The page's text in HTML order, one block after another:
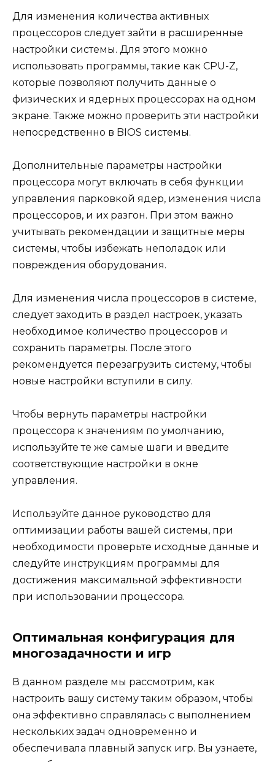
Для изменения количества активных
процессоров следует зайти в расширенные
настройки системы. Для этого можно
использовать программы, такие как CPU-Z,
которые позволяют получить данные о
физических и ядерных процессорах на одном
экране. Также можно проверить эти настройки
непосредственно в BIOS системы.
Дополнительные параметры настройки
процессора могут включать в себя функции
управления парковкой ядер, изменения числа
процессоров, и их разгон. При этом важно
учитывать рекомендации и защитные меры
системы, чтобы избежать неполадок или
повреждения оборудования.
Для изменения числа процессоров в системе,
следует заходить в раздел настроек, указать
необходимое количество процессоров и
сохранить параметры. После этого
рекомендуется перезагрузить систему, чтобы
новые настройки вступили в силу.
Чтобы вернуть параметры настройки
процессора к значениям по умолчанию,
используйте те же самые шаги и введите
соответствующие настройки в окне
управления.
Используйте данное руководство для
оптимизации работы вашей системы, при
необходимости проверьте исходные данные и
следуйте инструкциям программы для
достижения максимальной эффективности
при использовании процессора.
Оптимальная конфигурация для
многозадачности и игр
В данном разделе мы рассмотрим, как
настроить вашу систему таким образом, чтобы
она эффективно справлялась с выполнением
нескольких задач одновременно и
обеспечивала плавный запуск игр. Вы узнаете,